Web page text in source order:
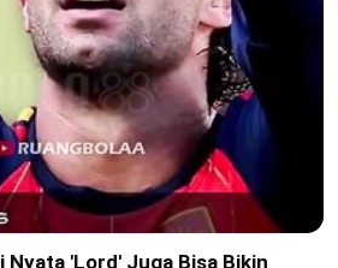
'Lord' Juga Bisa Bikin